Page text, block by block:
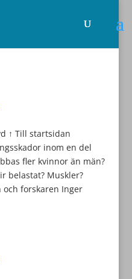
↑ Till startsidan
inom en del
fler kvinnor än män?
belastat? Muskler?
och forskaren Inger